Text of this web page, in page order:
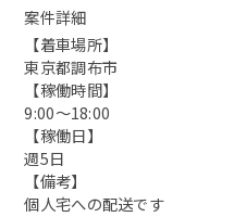
案件詳細
【着車場所】
東京都調布市
【稼働時間】
9:00〜18:00
【稼働日】
週5日
【備考】
個人宅への配送です